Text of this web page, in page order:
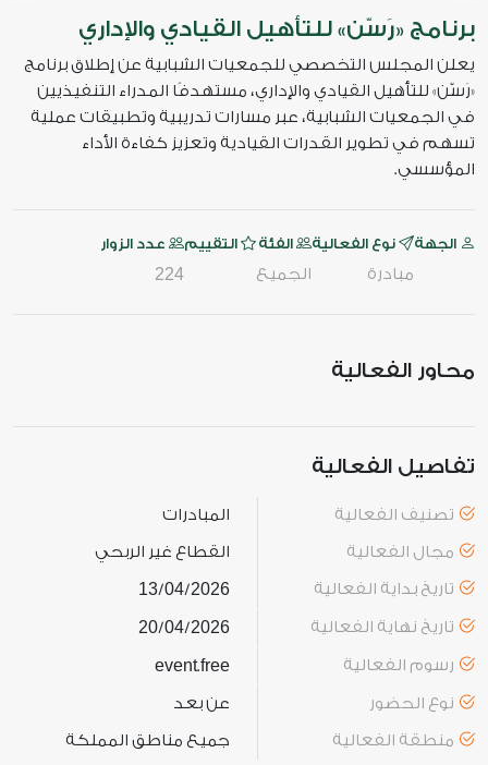
برنامج «رَسّن» للتأهيل القيادي والإداري
يعلن المجلس التخصصي للجمعيات الشبابية عن إطلاق برنامج
«رَسّن» للتأهيل القيادي والإداري، مستهدفًا المدراء التنفيذيين
في الجمعيات الشبابية، عبر مسارات تدريبية وتطبيقات عملية
تسهم في تطوير القدرات القيادية وتعزيز كفاءة الأداء
المؤسسي.
الجهة نوع الفعالية
مبادرة
الفئة
الجميع
التقييم عدد الزوار
224
محاور الفعالية
تفاصيل الفعالية
تصنيف الفعالية
المبادرات
مجال الفعالية
القطاع غير الربحي
تاريخ بداية الفعالية
13/04/2026
تاريخ نهاية الفعالية 20/04/2026
رسوم الفعالية event.free
نوع الحضور
عن بعد
منطقة الفعالية
جميع مناطق المملكة